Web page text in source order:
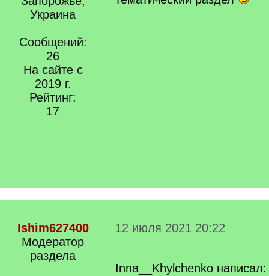
Украина
Сообщений:
26
На сайте с
2019 г.
Рейтинг:
17
Ishim627400
Модератор
раздела
12 июля 2021 20:22
Inna__Khylchenko написал: